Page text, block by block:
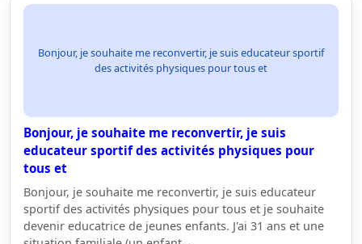
Bonjour, je souhaite me reconvertir, je suis educateur sportif
des activités physiques pour tous et
Bonjour, je souhaite me reconvertir, je suis
educateur sportif des activités physiques pour
tous et
Bonjour, je souhaite me reconvertir, je suis educateur
sportif des activités physiques pour tous et je souhaite
devenir educatrice de jeunes enfants. J'ai 31 ans et une